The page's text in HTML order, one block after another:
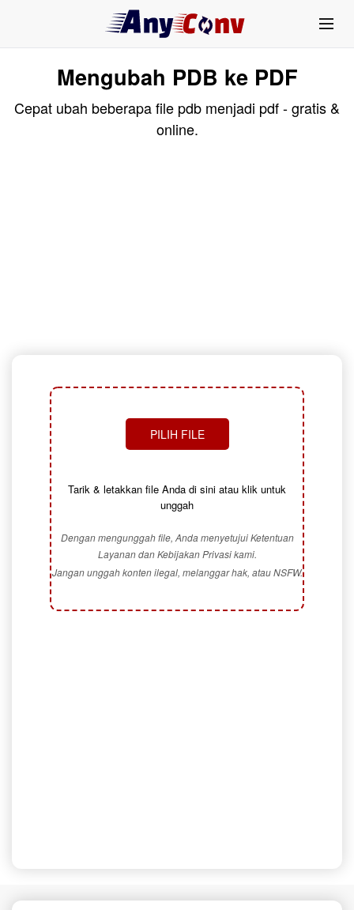
Mengubah PDB ke PDF
Cepat ubah beberapa file pdb menjadi pdf - gratis &
online.
PILIH FILE
Tarik & letakkan file Anda di sini atau klik untuk
unggah
Dengan mengunggah file, Anda menyetujui Ketentuan
Layanan dan Kebijakan Privasi kami.
Jangan unggah konten ilegal, melanggar hak, atau NSFW.